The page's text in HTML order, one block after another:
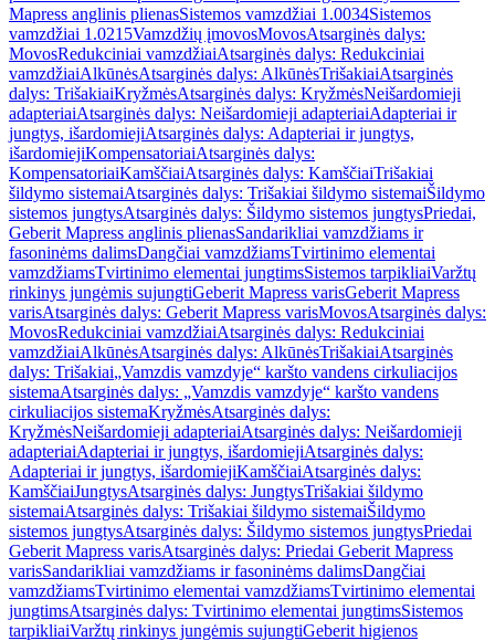
Mapress anglinis plienasSistemos vamzdžiai 1.0034Sistemos
vamzdžiai 1.0215Vamzdžių įmovosMovosAtsarginės dalys:
MovosRedukciniai vamzdžiaiAtsarginės dalys: Redukciniai
vamzdžiaiAlkūnėsAtsarginės dalys: AlkūnėsTrišakiaiAtsarginės
dalys: TrišakiaiKryžmėsAtsarginės dalys: KryžmėsNeišardomieji
adapteriaiAtsarginės dalys: Neišardomieji adapteriaiAdapteriai ir
jungtys, išardomiejiAtsarginės dalys: Adapteriai ir jungtys,
išardomiejiKompensatoriaiAtsarginės dalys:
KompensatoriaiKamščiaiAtsarginės dalys: KamščiaiTrišakiai
šildymo sistemaiAtsarginės dalys: Trišakiai šildymo sistemaiŠildymo
sistemos jungtysAtsarginės dalys: Šildymo sistemos jungtysPriedai,
Geberit Mapress anglinis plienasSandarikliai vamzdžiams ir
fasoninėms dalimsDangčiai vamzdžiamsTvirtinimo elementai
vamzdžiamsTvirtinimo elementai jungtimsSistemos tarpikliaiVaržtų
rinkinys jungėmis sujungtiGeberit Mapress varisGeberit Mapress
varisAtsarginės dalys: Geberit Mapress varisMovosAtsarginės dalys:
MovosRedukciniai vamzdžiaiAtsarginės dalys: Redukciniai
vamzdžiaiAlkūnėsAtsarginės dalys: AlkūnėsTrišakiaiAtsarginės
dalys: Trišakiai„Vamzdis vamzdyje“ karšto vandens cirkuliacijos
sistemaAtsarginės dalys: „Vamzdis vamzdyje“ karšto vandens
cirkuliacijos sistemaKryžmėsAtsarginės dalys:
KryžmėsNeišardomieji adapteriaiAtsarginės dalys: Neišardomieji
adapteriaiAdapteriai ir jungtys, išardomiejiAtsarginės dalys:
Adapteriai ir jungtys, išardomiejiKamščiaiAtsarginės dalys:
KamščiaiJungtysAtsarginės dalys: JungtysTrišakiai šildymo
sistemaiAtsarginės dalys: Trišakiai šildymo sistemaiŠildymo
sistemos jungtysAtsarginės dalys: Šildymo sistemos jungtysPriedai
Geberit Mapress varisAtsarginės dalys: Priedai Geberit Mapress
varisSandarikliai vamzdžiams ir fasoninėms dalimsDangčiai
vamzdžiamsTvirtinimo elementai vamzdžiamsTvirtinimo elementai
jungtimsAtsarginės dalys: Tvirtinimo elementai jungtimsSistemos
tarpikliaiVaržtų rinkinys jungėmis sujungtiGeberit higienos